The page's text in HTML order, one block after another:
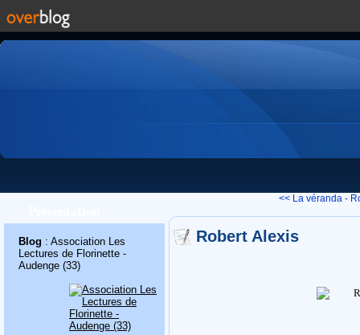
Blog : Association Les
Lectures de Florinette -
Audenge (33)
<< La véranda -
Robert Alexis